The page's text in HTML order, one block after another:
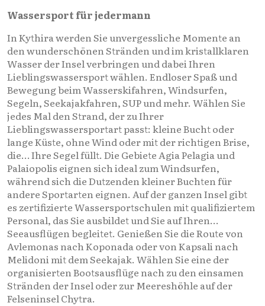
Wassersport für jedermann
In Kythira werden Sie unvergessliche Momente an
den wunderschönen Stränden und im kristallklaren
Wasser der Insel verbringen und dabei Ihren
Lieblingswassersport wählen. Endloser Spaß und
Bewegung beim Wasserskifahren, Windsurfen,
Segeln, Seekajakfahren, SUP und mehr. Wählen Sie
jedes Mal den Strand, der zu Ihrer
Lieblingswassersportart passt: kleine Bucht oder
lange Küste, ohne Wind oder mit der richtigen Brise,
die… Ihre Segel füllt. Die Gebiete Agia Pelagia und
Palaiopolis eignen sich ideal zum Windsurfen,
während sich die Dutzenden kleiner Buchten für
andere Sportarten eignen. Auf der ganzen Insel gibt
es zertifizierte Wassersportschulen mit qualifiziertem
Personal, das Sie ausbildet und Sie auf Ihren…
Seeausflügen begleitet. Genießen Sie die Route von
Avlemonas nach Koponada oder von Kapsali nach
Melidoni mit dem Seekajak. Wählen Sie eine der
organisierten Bootsausflüge nach zu den einsamen
Stränden der Insel oder zur Meereshöhle auf der
Felseninsel Chytra.